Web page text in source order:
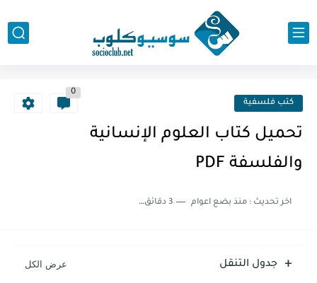
كتب فلسفية
0
تحميل كتاب العلوم الإنسانية
والفلسفة PDF
اخر تحديث :منذ بضع اعوام 3 دقائق للقراءة
جدول التنقل